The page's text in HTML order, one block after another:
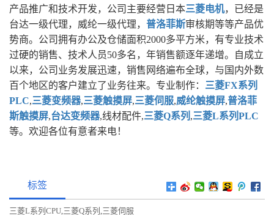
产品推广和技术开发，公司主要经营日本三菱电机，已经是
台达一级代理，威纶一级代理， 普洛菲斯审核期等等产品优
势商。公司拥有办公及仓储面积2000多平方米，有专业技术
过硬的销售、技术人员50多名，年销售额逐年递增。自成立
以来，公司业务发展迅速，销售网络遍布全球，与国内外数
百个地区的客户建立了业务往来。专业制作： 三菱FX系列
PLC,三菱变频器,三菱触摸屏,三菱伺服,威纶触摸屏,普洛菲
斯触摸屏,台达变频器,线材配件,三菱Q系列 ,三菱L系列PLC
等。欢迎各位有意者来电！
标签
三菱L系列CPU,三菱Q系列 ,三菱伺服